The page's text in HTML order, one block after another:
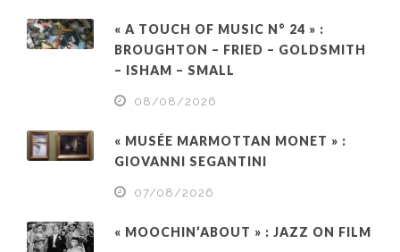
« A TOUCH OF MUSIC N° 24 » :
BROUGHTON – FRIED – GOLDSMITH
– ISHAM – SMALL
08/08/2026
« MUSÉE MARMOTTAN MONET » :
GIOVANNI SEGANTINI
07/08/2026
« MOOCHIN’ABOUT » : JAZZ ON FILM